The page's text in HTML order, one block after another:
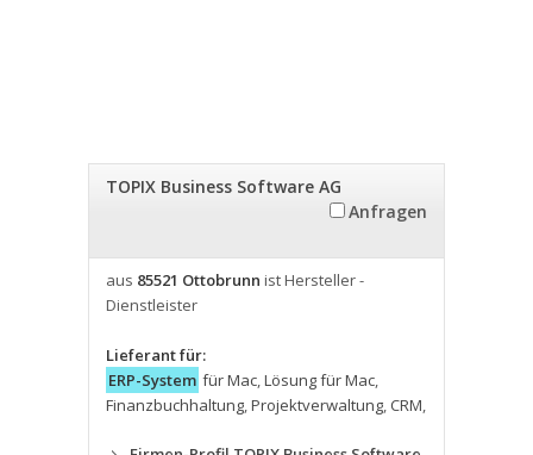
TOPIX Business Software AG
Anfragen
aus 85521 Ottobrunn ist Hersteller -
Dienstleister
Lieferant für:
ERP-System für Mac,Lösung für Mac,
Finanzbuchhaltung,Projektverwaltung, CRM,